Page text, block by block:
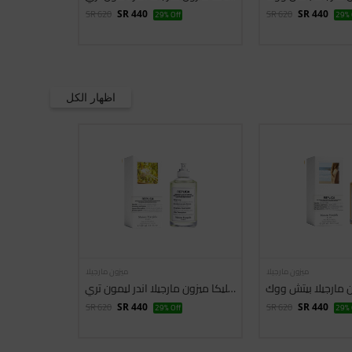
SR 620 SR 440 29% Off SR 620 SR 440 29%
اظهار الكل
ميزون مارجيلا
ريبليكا ميزون مارجيلا اندر ليمون تري
SR 620 SR 440 29% Off
ميزون مارجيلا
مارجيلا بيتش ووك
SR 620 SR 440 29%